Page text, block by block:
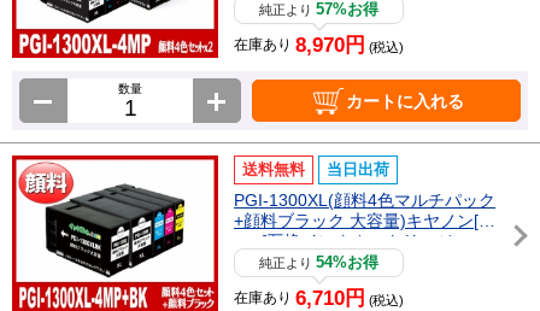
純正より57%お得
在庫あり 8,970円 (税込)
数量
カートに入れる
送料無料 当日出荷
PGI-1300XL(顔料4色マルチパック
+顔料ブラック 大容量)キヤノン[Ca
non]互換インクカートリッジ
純正より54%お得
在庫あり 6,710円 (税込)